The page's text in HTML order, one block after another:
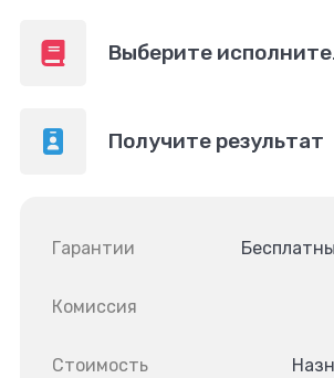
Выберите
Получите результат
Гарантии
Комиссия
Стоимость